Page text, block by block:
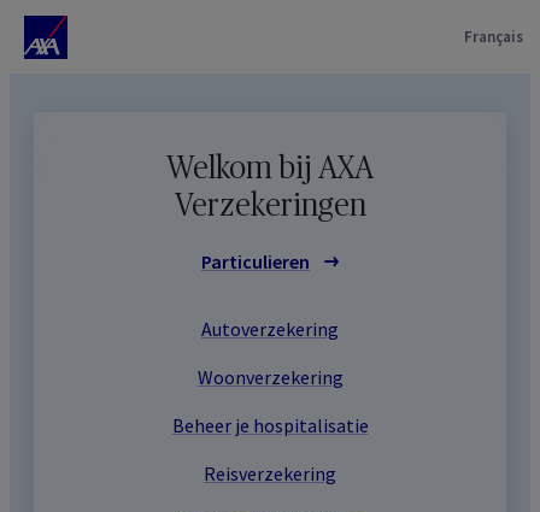
Français
Welkom bij AXA
Verzekeringen
Particulieren
Autoverzekering
Woonverzekering
Beheer je hospitalisatie
Reisverzekering